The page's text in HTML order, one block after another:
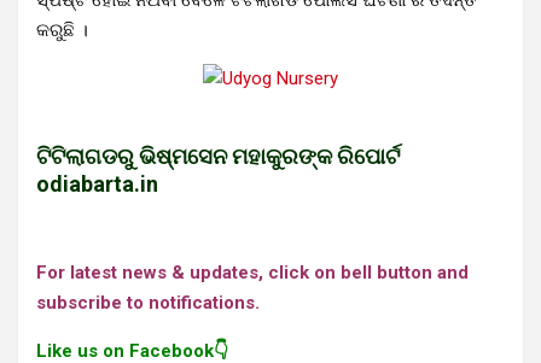
କରୁଛି ।
ଟିଟିଲାଗଡରୁ ଭିଷ୍ମସେନ ମହାକୁରଙ୍କ ରିପୋର୍ଟ
odiabarta.in
For latest news & updates, click on bell button and
subscribe to notifications.
Like us on Facebook👇